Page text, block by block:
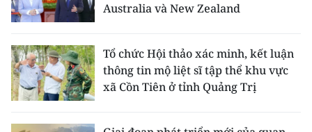
Australia và New Zealand
Tổ chức Hội thảo xác minh, kết luận
thông tin mộ liệt sĩ tập thể khu vực
xã Cồn Tiên ở tỉnh Quảng Trị